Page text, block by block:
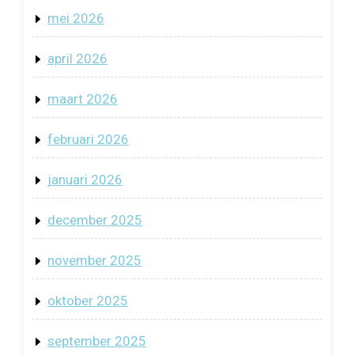
mei 2026
april 2026
maart 2026
februari 2026
januari 2026
december 2025
november 2025
oktober 2025
september 2025